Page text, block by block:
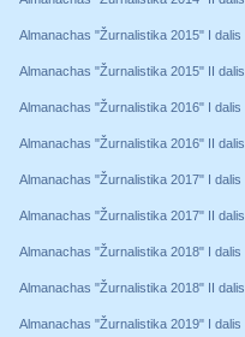
Almanachas "Žurnalistika 2015" I dalis
Almanachas "Žurnalistika 2015" II dalis
Almanachas "Žurnalistika 2016" I dalis
Almanachas "Žurnalistika 2016" II dalis
Almanachas "Žurnalistika 2017" I dalis
Almanachas "Žurnalistika 2017" II dalis
Almanachas "Žurnalistika 2018" I dalis
Almanachas "Žurnalistika 2018" II dalis
Almanachas "Žurnalistika 2019" I dalis